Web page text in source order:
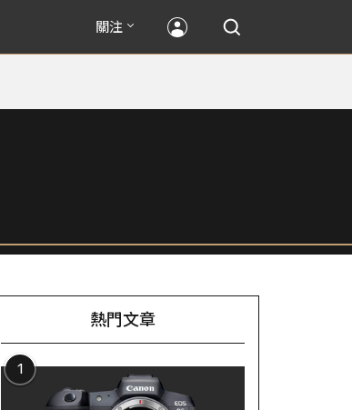
關注
熱門文章
1